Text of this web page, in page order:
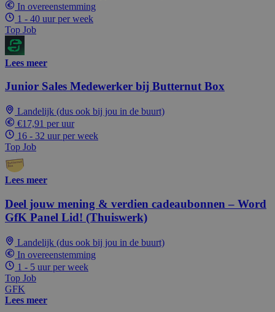
In overeenstemming
1 - 40 uur per week
Top Job
Lees meer
Junior Sales Medewerker bij Butternut Box
Landelijk (dus ook bij jou in de buurt)
€17,91 per uur
16 - 32 uur per week
Top Job
Lees meer
Deel jouw mening & verdien cadeaubonnen – Word
GfK Panel Lid! (Thuiswerk)
Landelijk (dus ook bij jou in de buurt)
In overeenstemming
1 - 5 uur per week
Top Job
GFK
Lees meer